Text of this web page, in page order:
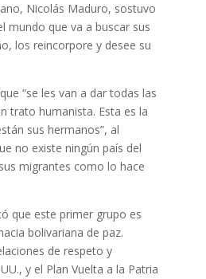
Nicolás Maduro, sostuvo
mundo que va a buscar sus
los reincorpore y desee su
“se les van a dar todas las
trato humanista. Esta es la
sus hermanos”, al
no existe ningún país del
migrantes como lo hace
que este primer grupo es
bolivariana de paz.
de respeto y
y el Plan Vuelta a la Patria